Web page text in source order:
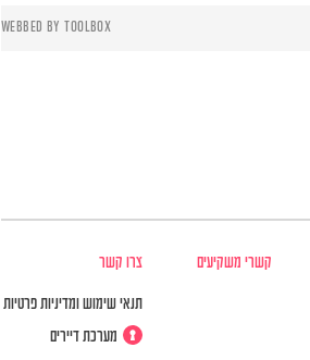
WEBBED BY TOOLBOX
קשרי משקיעים צרו קשר
תנאי שימוש ומדיניות פרטיות
מערכת דיירים